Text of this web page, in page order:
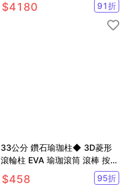
$4180 91折
33公分 鑽石瑜珈柱◆ 3D菱形
滾輪柱 EVA 瑜珈滾筒 滾棒 按摩
棒 筋膜 狼牙棒 肌肉
$458 95折